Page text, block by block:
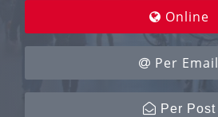
Online
Per Email
Per Post